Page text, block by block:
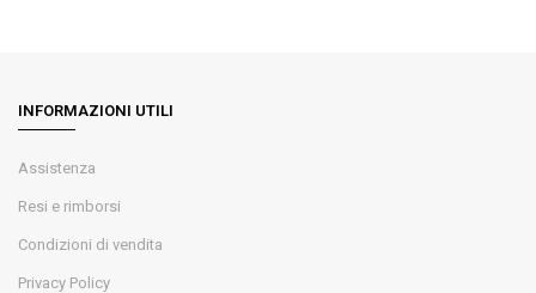
INFORMAZIONI UTILI
Assistenza
Resi e rimborsi
Condizioni di vendita
Privacy Policy